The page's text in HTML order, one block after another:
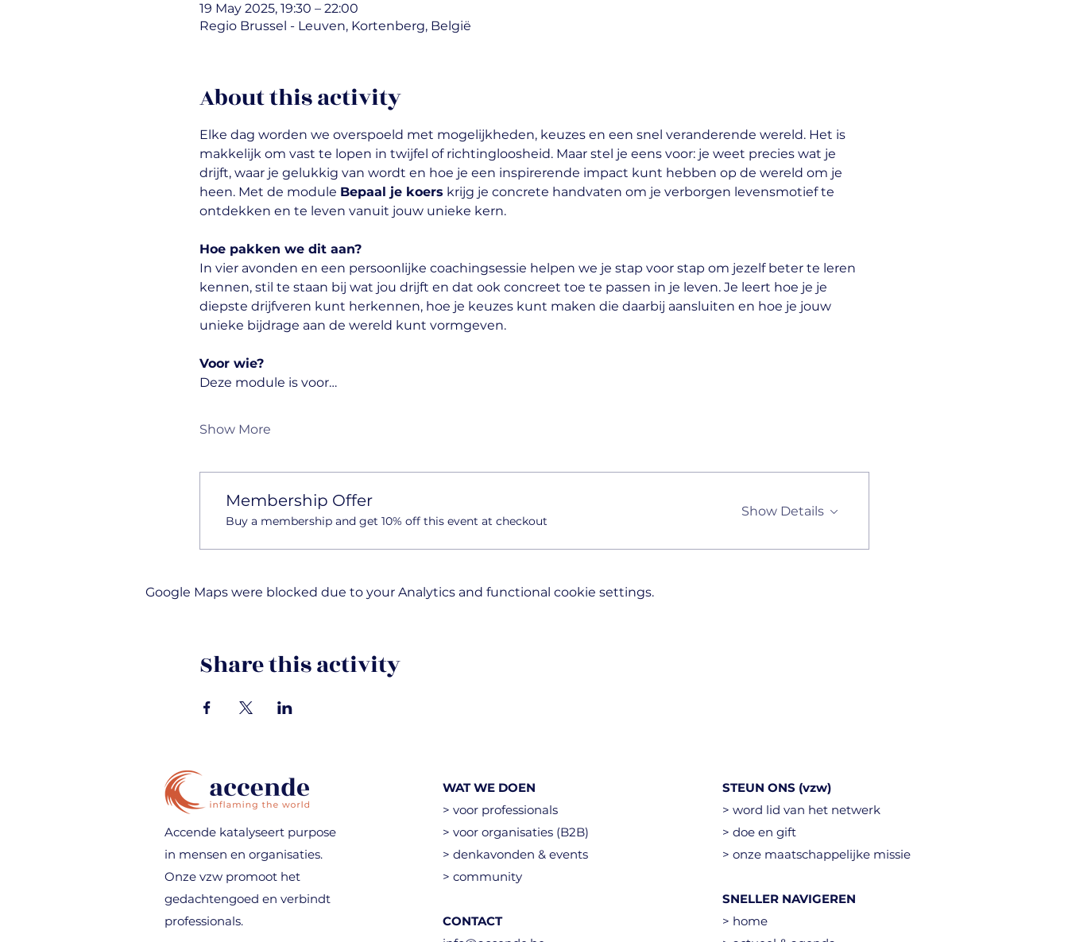
19 May 2025, 19:30 – 22:00
Regio Brussel - Leuven, Kortenberg, België
About this activity
Elke dag worden we overspoeld met mogelijkheden, keuzes en een snel veranderende wereld. Het is
makkelijk om vast te lopen in twijfel of richtingloosheid. Maar stel je eens voor: je weet precies wat je
drijft, waar je gelukkig van wordt en hoe je een inspirerende impact kunt hebben op de wereld om je
heen. Met de module Bepaal je koers krijg je concrete handvaten om je verborgen levensmotief te
ontdekken en te leven vanuit jouw unieke kern.
Hoe pakken we dit aan?
In vier avonden en een persoonlijke coachingsessie helpen we je stap voor stap om jezelf beter te leren
kennen, stil te staan bij wat jou drijft en dat ook concreet toe te passen in je leven. Je leert hoe je je
diepste drijfveren kunt herkennen, hoe je keuzes kunt maken die daarbij aansluiten en hoe je jouw
unieke bijdrage aan de wereld kunt vormgeven.
Voor wie?
Deze module is voor…
Show More
Membership Offer
Buy a membership and get 10% off this event at checkout
Show Details
Google Maps were blocked due to your Analytics and functional cookie settings.
Share this activity
Accende katalyseert purpose
in mensen en organisaties.
Onze vzw promoot het
gedachtengoed en verbindt
professionals.
WAT WE DOEN
> voor professionals
> voor organisaties (B2B)
> denkavonden & events
> community
CONTACT
STEUN ONS (vzw)
> word lid van het netwerk
> doe en gift
> onze maatschappelijke missie
SNELLER NAVIGEREN
> home